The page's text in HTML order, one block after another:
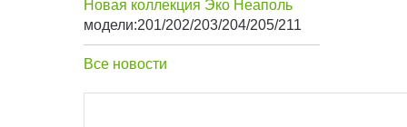
Новая коллекция Эко Неаполь
модели:201/202/203/204/205/211
Все новости